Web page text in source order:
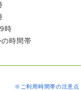
時
の時間帯
※ご利用時間帯の注意